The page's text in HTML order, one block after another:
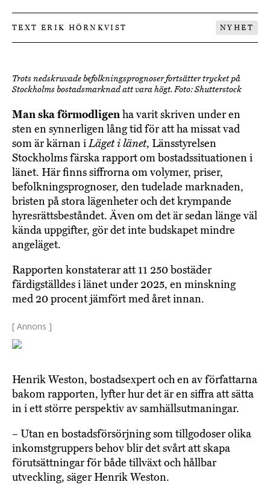
TEXT ERIK HÖRNKVIST NYHET
Trots nedskruvade befolkningsprognoser fortsätter trycket på
Stockholms bostadsmarknad att vara högt. Foto: Shutterstock
Man ska förmodligenha varit skriven under en
sten en synnerligen lång tid för att ha missat vad
som är kärnan iLäget i länet, Länsstyrelsen
Stockholms färska rapport om bostadssituationen i
länet. Här finns siffrorna om volymer, priser,
befolkningsprognoser, den tudelade marknaden,
bristen på stora lägenheter och det krympande
hyresrättsbeståndet. Även om det är sedan länge väl
kända uppgifter, gör det inte budskapet mindre
angeläget.
Rapporten konstaterar att 11 250 bostäder
färdigställdes i länet under 2025, en minskning
med 20 procent jämfört med året innan.
[ Annons ]
Henrik Weston, bostadsexpert och en av författarna
bakom rapporten, lyfter hur det är en siffra att sätta
in i ett större perspektiv av samhällsutmaningar.
– Utan en bostadsförsörjning som tillgodoser olika
inkomstgruppers behov blir det svårt att skapa
förutsättningar för både tillväxt och hållbar
utveckling, säger Henrik Weston.